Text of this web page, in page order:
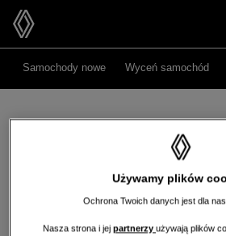
Samochody nowe Wyceń samochód
Używamy plików
Ochrona Twoich danych jest dla
Nasza strona i jej partnerzy używają plików